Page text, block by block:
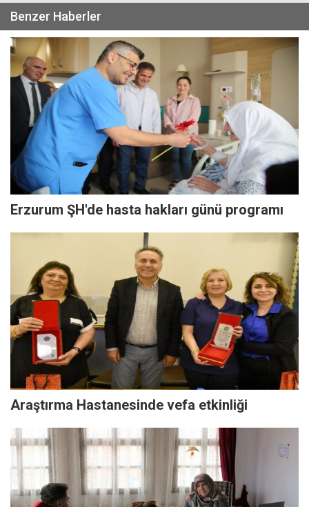
Benzer Haberler
Erzurum ŞH'de hasta hakları günü programı
Araştırma Hastanesinde vefa etkinliği